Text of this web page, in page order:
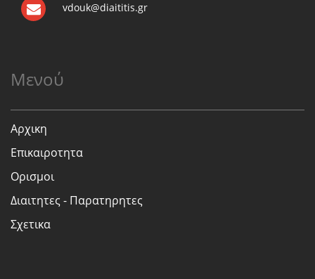
vdouk@diaititis.gr
Μενού
Αρχικη
Επικαιροτητα
Ορισμοι
Διαιτητες - Παρατηρητες
Σχετικα